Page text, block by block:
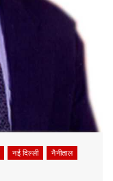
नई दिल्ली
नैनीताल